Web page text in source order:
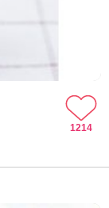
1214